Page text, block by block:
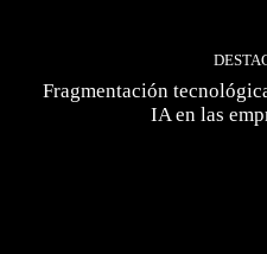
Fragmentación
IA en las